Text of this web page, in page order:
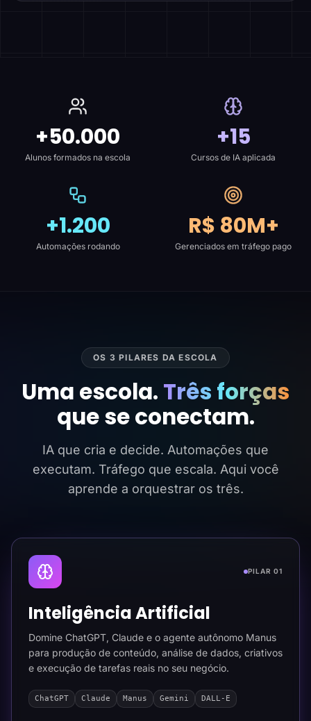
+50.000
Alunos formados na escola
+15
Cursos de IA aplicada
+1.200
Automações rodando
R$ 80M+
Gerenciados em tráfego pago
OS 3 PILARES DA ESCOLA
Uma escola. Três forças
que se conectam.
IA que cria e decide. Automações que
executam. Tráfego que escala. Aqui você
aprende a orquestrar os três.
PILAR 01
Inteligência Artificial
Domine ChatGPT, Claude e o agente autônomo Manus
para produção de conteúdo, análise de dados, criativos
e execução de tarefas reais no seu negócio.
ChatGPT Claude Manus Gemini DALL-E